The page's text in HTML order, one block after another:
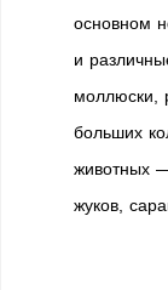
основном
и
моллюски,
больших
животных
жуков,